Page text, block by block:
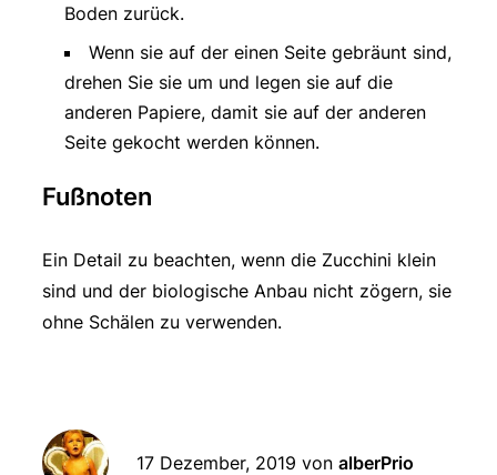
Boden zurück.
Wenn sie auf der einen Seite gebräunt sind,
drehen Sie sie um und legen sie auf die
anderen Papiere, damit sie auf der anderen
Seite gekocht werden können.
Fußnoten
Ein Detail zu beachten, wenn die Zucchini klein
sind und der biologische Anbau nicht zögern, sie
ohne Schälen zu verwenden.
17 Dezember, 2019 von alberPrio